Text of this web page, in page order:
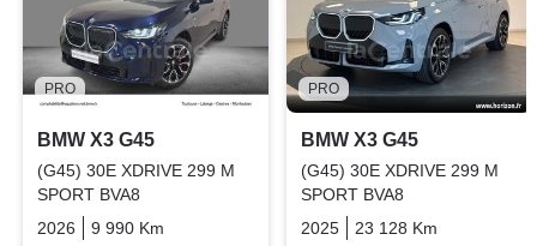
PRO
BMW X3 G45
(G45) 30E XDRIVE 299 M
SPORT BVA8
2026
9 990 Km Hybrid_essence_electric
PRO
BMW X3 G45
(G45) 30E XDRIVE 299 M
SPORT BVA8
2025
23 128 Km